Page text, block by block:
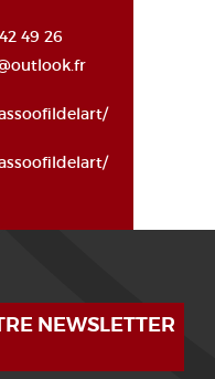
49 26
NEWSLETTER